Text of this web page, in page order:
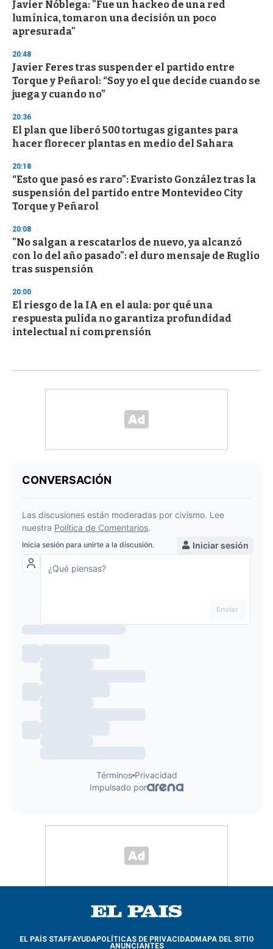
Javier Nóblega: "Fue un hackeo de una red
lumínica, tomaron una decisión un poco
apresurada"
20:48
Javier Feres tras suspender el partido entre
Torque y Peñarol: “Soy yo el que decide cuando se
juega y cuando no”
20:36
El plan que liberó 500 tortugas gigantes para
hacer florecer plantas en medio del Sahara
20:18
“Esto que pasó es raro”: Evaristo González tras la
suspensión del partido entre Montevideo City
Torque y Peñarol
20:08
"No salgan a rescatarlos de nuevo, ya alcanzó
con lo del año pasado": el duro mensaje de Ruglio
tras suspensión
20:00
El riesgo de la IA en el aula: por qué una
respuesta pulida no garantiza profundidad
intelectual ni comprensión
EL PAÍS STAFFAYUDAPOLÍTICAS DE PRIVACIDADMAPA DEL SITIO
ANUNCIANTES